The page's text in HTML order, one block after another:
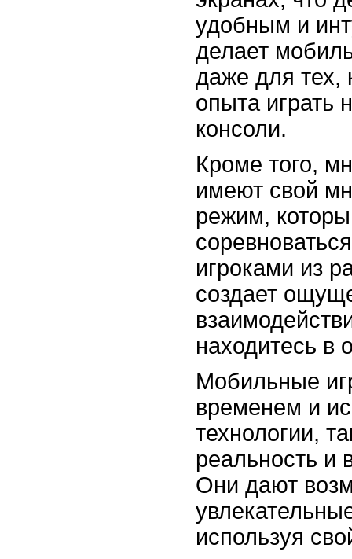
удобным и
делает
даже для тех,
опыта играть
консоли.
Кроме того,
имеют свой
режим,
игроками из
создает
находитесь в
Мобильные
временем и
технологии,
реальность и
Они дают
используя